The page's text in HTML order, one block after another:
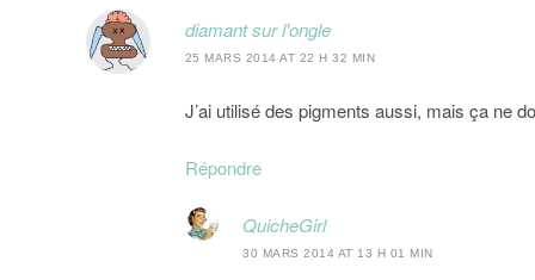
diamant sur l'ongle
25 MARS 2014 AT 22 H 32 MIN
J’ai utilisé des pigments aussi, mais ça ne
Répondre
QuicheGirl
30 MARS 2014 AT 13 H 01 MIN